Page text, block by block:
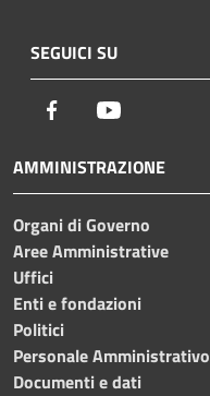
SEGUICI SU
Facebook
AMMINISTRAZIONE
Organi di Governo
Aree Amministrative
Uffici
Enti e fondazioni
Politici
Personale Amministrativo
Documenti e dati